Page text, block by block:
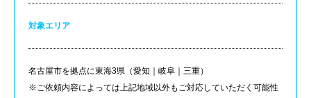
対象エリア
名古屋市を拠点に東海3県（愛知｜岐阜｜三重）
※ご依頼内容によっては上記地域以外もご対応していただく可能性